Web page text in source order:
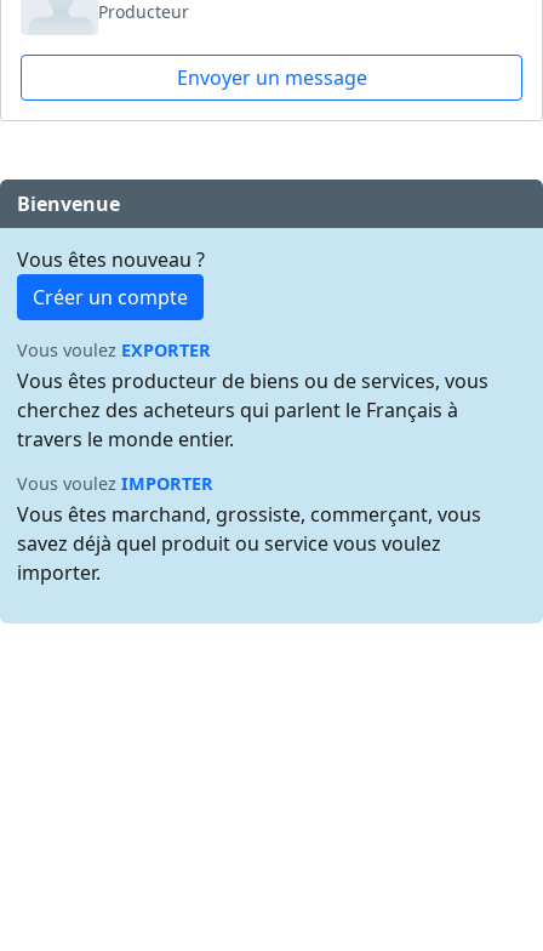
Producteur
Envoyer un message
Bienvenue
Vous êtes nouveau ?
Créer un compte
Vous voulez EXPORTER
Vous êtes producteur de biens ou de services, vous
cherchez des acheteurs qui parlent le Français à
travers le monde entier.
Vous voulezIMPORTER
Vous êtes marchand, grossiste, commerçant, vous
savez déjà quel produit ou service vous voulez
importer.